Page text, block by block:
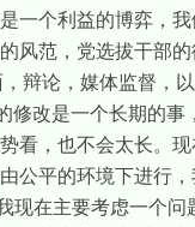
一个利益的博弈，
风范，党选拔干部
辩论，媒体监督，
修改是一个长期的
看，也不会太长。
公平的环境下进行
现在主要考虑一个